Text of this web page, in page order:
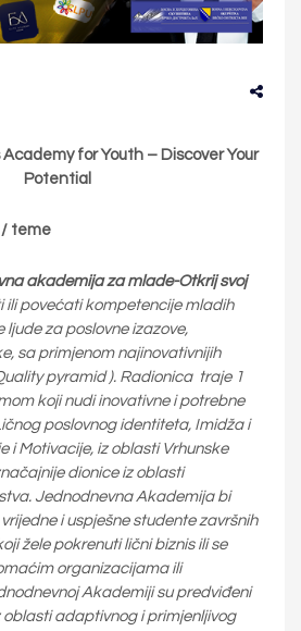
for Youth – Discover Your
Potential
/ teme
akademija za mlade-Otkrij svoj
ili povećati kompetencije mladih
za poslovne izazove,
sa primjenom najinovativnijih
pyramid ). Radionica traje 1
koji nudi inovativne i potrebne
poslovnog identiteta, Imidža i
i Motivacije, iz oblasti Vrhunske
dionice iz oblasti
Jednodnevna Akademija bi
i uspješne studente završnih
žele pokrenuti lični biznis ili se
organizacijama ili
Akademiji su predviđeni
adaptivnog i primjenljivog